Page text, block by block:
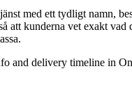
med ett tydligt namn,
att kunderna vet exakt vad